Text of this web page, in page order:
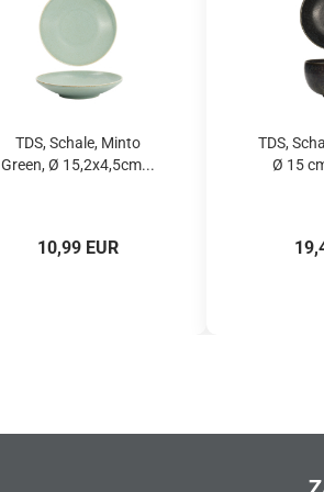
TDS, Schale, Minto
Green, Ø 15,2x4,5cm...
10,99 EUR
TDS,
Ø 15